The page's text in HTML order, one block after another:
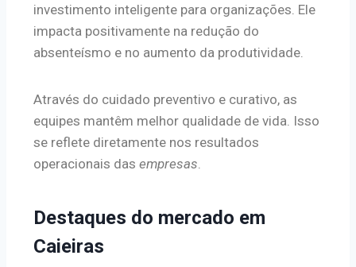
investimento inteligente para organizações. Ele
impacta positivamente na redução do
absenteísmo e no aumento da produtividade.
Através do cuidado preventivo e curativo, as
equipes mantêm melhor qualidade de vida. Isso
se reflete diretamente nos resultados
operacionais das empresas
Destaques do mercado em
Caieiras